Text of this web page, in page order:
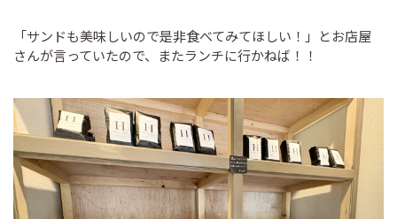
「サンドも美味しいので是非食べてみてほしい！」とお店屋
さんが言っていたので、またランチに行かねば！！